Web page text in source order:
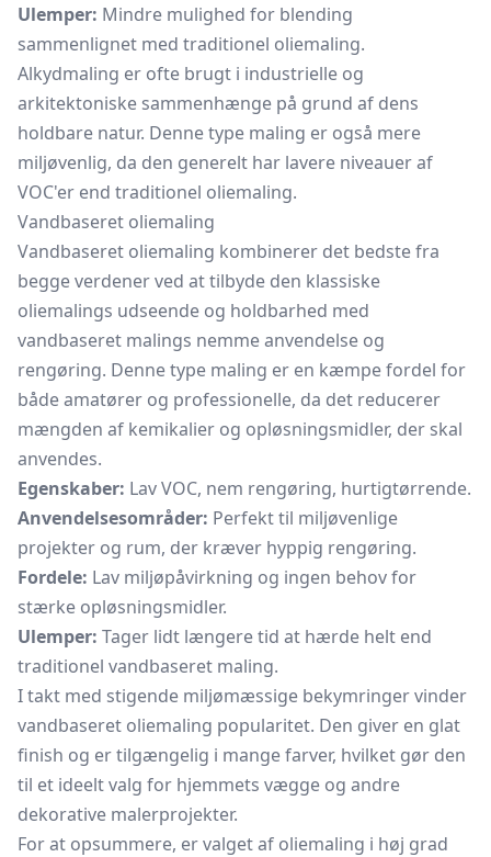
Ulemper: Mindre mulighed for blending
sammenlignet med traditionel oliemaling.
Alkydmaling er ofte brugt i industrielle og
arkitektoniske sammenhænge på grund af dens
holdbare natur. Denne type maling er også mere
miljøvenlig, da den generelt har lavere niveauer af
VOC'er end traditionel oliemaling.
Vandbaseret oliemaling
Vandbaseret oliemaling kombinerer det bedste fra
begge verdener ved at tilbyde den klassiske
oliemalings udseende og holdbarhed med
vandbaseret malings nemme anvendelse og
rengøring. Denne type maling er en kæmpe fordel for
både amatører og professionelle, da det reducerer
mængden af kemikalier og opløsningsmidler, der skal
anvendes.
Egenskaber: Lav VOC, nem rengøring, hurtigtørrende.
Anvendelsesområder: Perfekt til miljøvenlige
projekter og rum, der kræver hyppig rengøring.
Fordele: Lav miljøpåvirkning og ingen behov for
stærke opløsningsmidler.
Ulemper: Tager lidt længere tid at hærde helt end
traditionel vandbaseret maling.
I takt med stigende miljømæssige bekymringer vinder
vandbaseret oliemaling popularitet. Den giver en glat
finish og er tilgængelig i mange farver, hvilket gør den
til et ideelt valg for hjemmets vægge og andre
dekorative malerprojekter.
For at opsummere, er valget af oliemaling i høj grad